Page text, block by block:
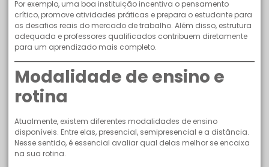
Por exemplo, uma boa instituição incentiva o pensamento
crítico, promove atividades práticas e prepara o estudante para
os desafios reais do mercado de trabalho. Além disso, estrutura
adequada e professores qualificados contribuem diretamente
para um aprendizado mais completo.
Modalidade de ensino e
rotina
Atualmente, existem diferentes modalidades de ensino
disponíveis. Entre elas, presencial, semipresencial e a distância.
Nesse sentido, é essencial avaliar qual delas melhor se encaixa
na sua rotina.